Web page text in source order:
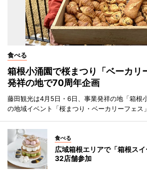
食べる
箱根小涌園で桜まつり「ベーカ
発祥の地で70周年企画
藤田観光は4月5日・6日、事業発祥の地「箱根
の地域イベント「桜まつり・ベーカリーフェス
食べる
広域箱根エリアで「箱根ス
32店舗参加